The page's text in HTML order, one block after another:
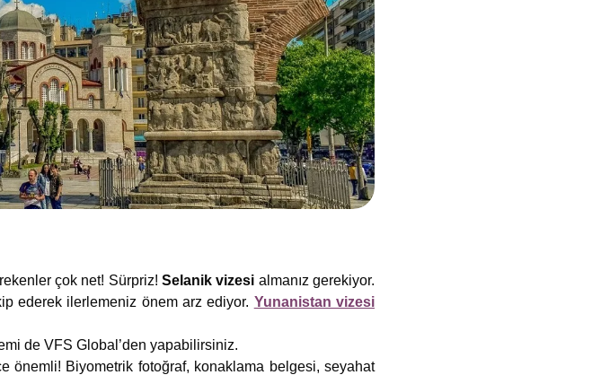
çok net! Sürpriz! Selanik vizesi almanız gerekiyor.
ederek ilerlemeniz önem arz ediyor. Yunanistan vizesi
de VFS Global’den yapabilirsiniz.
önemli! Biyometrik fotoğraf, konaklama belgesi, seyahat